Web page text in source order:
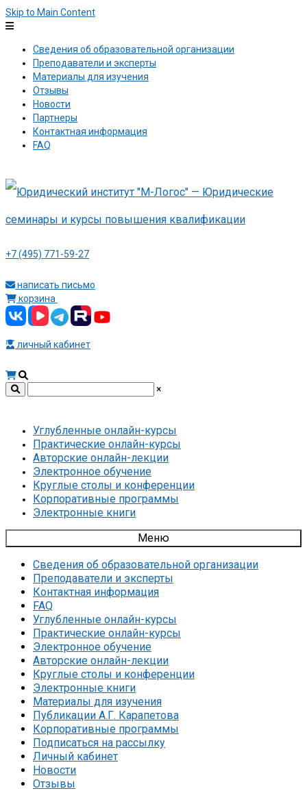
Skip to Main Content
Сведения об образовательной организации
Преподаватели и эксперты
Материалы для изучения
Отзывы
Новости
Партнеры
Контактная информация
FAQ
+7 (495) 771-59-27
написать письмо
корзина
личный кабинет
×
Углубленные онлайн-курсы
Практические онлайн-курсы
Авторские онлайн-лекции
Электронное обучение
Круглые столы и конференции
Корпоративные программы
Электронные книги
Меню
Сведения об образовательной организации
Преподаватели и эксперты
Контактная информация
FAQ
Углубленные онлайн-курсы
Практические онлайн-курсы
Электронное обучение
Авторские онлайн-лекции
Круглые столы и конференции
Электронные книги
Материалы для изучения
Публикации А.Г. Карапетова
Корпоративные программы
Подписаться на рассылку
Личный кабинет
Новости
Отзывы